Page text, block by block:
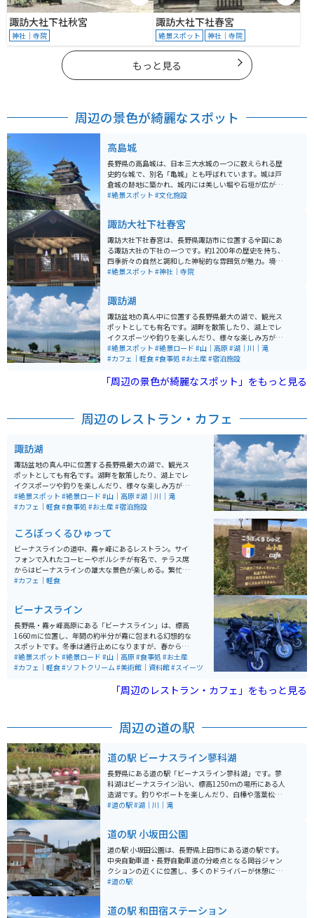
諏訪大社下社秋宮
神社｜寺院
諏訪大社下社春宮
絶景スポット 神社｜寺院
もっと見る
周辺の景色が綺麗なスポット
高島城
長野県の高島城は、日本三大水城の一つに数えられる歴
史的な城で、別名「亀城」とも呼ばれています。城は戸
倉城の跡地に築かれ、城内には美しい堀や石垣が広が
り、春は桜の名所としても人気です。観光客は城址公園
ため安心です。また、周辺は信州の自然豊かな環境で、
ツーリングにも最適。季節ごとの自然美と歴史を楽しめ
るスポットとしておすすめです。高島城周辺の温泉も観
光の疲れを癒すのに便利です。
#絶景スポット #文化施設
諏訪大社下社春宮
諏訪大社下社春宮は、長野県諏訪市に位置する全国にあ
る諏訪大社の下社の一つです。約1200年の歴史を持ち、
四季折々の自然と調和した神秘的な雰囲気が魅力。境内
には国宝の御柱や美しい神楽殿があり、日本の伝統文化
れており、ツーリング途中の休憩スポットとしてもおす
すめ。イベント時は混雑が予想されるため、平日や早朝
の訪問が快適です。近隣には温泉地も点在しているの
で、1日観光を満喫できます。
#絶景スポット #神社｜寺院
諏訪湖
諏訪盆地の真ん中に位置する長野県最大の湖で、観光ス
ポットとしても有名です。湖畔を散策したり、湖上でレ
イクスポーツや釣りを楽しんだり、様々な楽しみ方がで
きます。 毎年８月には諏訪湖祭湖上花火大会が開催さ
れ、湖上から打ち上げられる花火を楽しむこともできま
ることができます。ぜひ、バイクツーリングで訪れて、
#絶景スポット #絶景ロード #山｜高原#湖｜川｜滝
#カフェ｜軽食#食事処 #お土産#宿泊施設
「周辺の景色が綺麗なスポット」をもっと見る
周辺のレストラン・カフェ
諏訪湖
諏訪盆地の真ん中に位置する長野県最大の湖で、観光ス
ポットとしても有名です。湖畔を散策したり、湖上でレ
イクスポーツや釣りを楽しんだり、様々な楽しみ方がで
きます。 毎年８月には諏訪湖祭湖上花火大会が開催さ
れ、湖上から打ち上げられる花火を楽しむこともできま
ることができます。ぜひ、バイクツーリングで訪れて、
美しい諏訪湖を楽しんでみてください。
#絶景スポット #絶景ロード #山｜高原#湖｜川｜滝
#カフェ｜軽食#食事処 #お土産#宿泊施設
ころぼっくるひゅって
ビーナスラインの道中、霧ヶ峰にあるレストラン。サイ
フォンで入れたコーヒーやボルシチが有名で、テラス席
からはビーナスラインの雄大な景色が楽しめる。繁忙期
のお昼時は混雑するので時間をずらしていくことをお勧
#カフェ｜軽食
ビーナスライン
長野県・霧ヶ峰高原にある「ビーナスライン」は、標高
1660mに位置し、年間の約半分が霧に包まれる幻想的な
スポットです。冬季は通行止めになりますが、春から秋
にかけてはツーリング客で賑わい、アニメ『ゆるキャン
△』の舞台としても人気があります。 ビーナスライン沿
ングロードとして全国的に知られています。晴天時の眺
スキーと、四季を通して楽しめるエリアです。 売店では
ソフトクリームやじゃがバター、五平餅など地元グルメ
を味わえ、広い駐車場も完備。ただし大型連休には満車
になるほどの人気スポットです。
#絶景スポット #絶景ロード #山｜高原#食事処 #お土産
#カフェ｜軽食#ソフトクリーム#美術館｜資料館#スイーツ
「周辺のレストラン・カフェ」をもっと見る
周辺の道の駅
道の駅 ビーナスライン蓼科湖
長野県にある道の駅「ビーナスライン蓼科湖」です。蓼
科湖はビーナスライン沿い、標高1250ｍの場所にある人
造湖です。釣りやボートを楽しんだり、白樺や落葉松に
囲まれていて、四季折々の景観を楽しむ事もできます。
す。蓼科湖周辺は観光スポットも多く、近くにお店も沢
山ありますので、食後にゆっくり過ごす場所としてもぴ
ったりです。
#道の駅#湖｜川｜滝
道の駅 小坂田公園
道の駅 小坂田公園は、長野県上田市にある道の駅です。
中央自動車道・長野自動車道の分岐点となる岡谷ジャン
クションの近くに位置し、多くのドライバーが休憩に訪
れます。 ここは、戦国時代に武田信玄と上杉謙信が激突
がらツーリングを楽しむことができます。 道の駅には、
#道の駅
道の駅 和田宿ステーション